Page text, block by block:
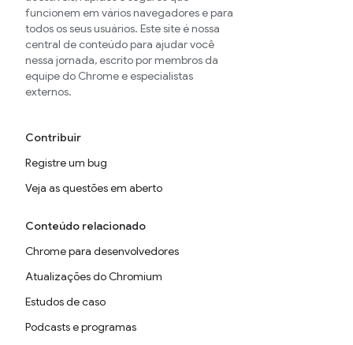
funcionem em vários navegadores e para
todos os seus usuários. Este site é nossa
central de conteúdo para ajudar você
nessa jornada, escrito por membros da
equipe do Chrome e especialistas
externos.
Contribuir
Registre um bug
Veja as questões em aberto
Conteúdo relacionado
Chrome para desenvolvedores
Atualizações do Chromium
Estudos de caso
Podcasts e programas